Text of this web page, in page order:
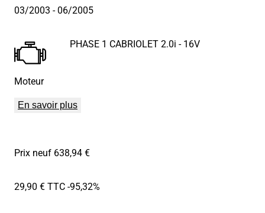
03/2003 - 06/2005
Moteur
PHASE 1 CABRIOLET 2.0i - 16V
En savoir plus
Prix neuf 638,94 €
29,90 € TTC-95,32%